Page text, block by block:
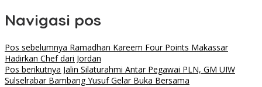
Navigasi pos
Pos sebelumnya Ramadhan Kareem Four Points Makassar
Hadirkan Chef dari Jordan
Pos berikutnya Jalin Silaturahmi Antar Pegawai PLN, GM UIW
Sulselrabar Bambang Yusuf Gelar Buka Bersama